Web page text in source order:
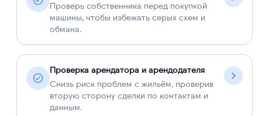
Проверь собственника перед покупкой
машины, чтобы избежать серых схем и
обмана.
Проверка арендатора и арендодателя
Снизь риск проблем с жильём, проверив
вторую сторону сделки по контактам и
данным.